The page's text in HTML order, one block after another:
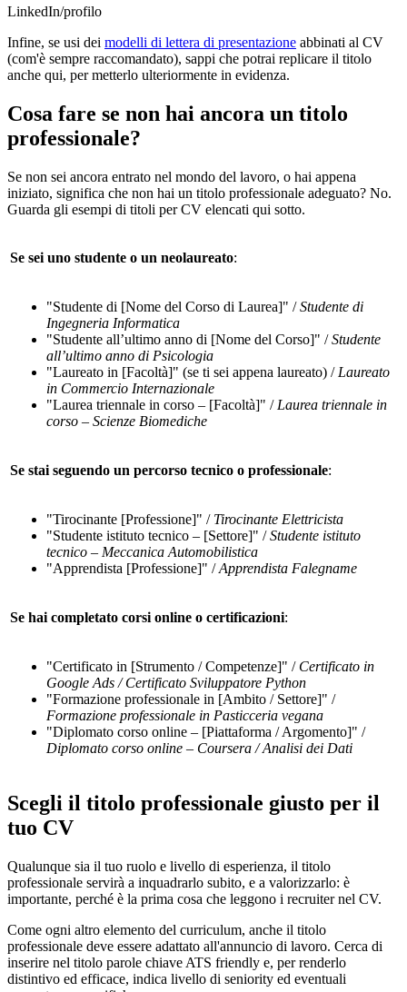
LinkedIn/profilo
Infine, se usi dei modelli di lettera di presentazione abbinati al CV
(com'è sempre raccomandato), sappi che potrai replicare il titolo
anche qui, per metterlo ulteriormente in evidenza.
Cosa fare se non hai ancora un titolo
professionale?
Se non sei ancora entrato nel mondo del lavoro, o hai appena
iniziato, significa che non hai un titolo professionale adeguato? No.
Guarda gli esempi di titoli per CV elencati qui sotto.
Se sei uno studente o un neolaureato:
"Studente di [Nome del Corso di Laurea]" /Studente di
Ingegneria Informatica
"Studente all’ultimo anno di [Nome del Corso]" /Studente
all’ultimo anno di Psicologia
"Laureato in [Facoltà]" (se ti sei appena laureato) / Laureato
in Commercio Internazionale
"Laurea triennale in corso – [Facoltà]" / Laurea triennale in
corso – Scienze Biomediche
Se stai seguendo un percorso tecnico o professionale:
"Tirocinante [Professione]" / Tirocinante Elettricista
"Studente istituto tecnico – [Settore]" /Studente istituto
tecnico – Meccanica Automobilistica
"Apprendista [Professione]" /Apprendista Falegname
Se hai completato corsi online o certificazioni:
"Certificato in [Strumento / Competenze]" / Certificato in
Google Ads / Certificato Sviluppatore Python
"Formazione professionale in [Ambito / Settore]" /
Formazione professionale in Pasticceria vegana
"Diplomato corso online – [Piattaforma / Argomento]" /
Diplomato corso online – Coursera / Analisi dei Dati
Scegli il titolo professionale giusto per il
tuo CV
Qualunque sia il tuo ruolo e livello di esperienza, il titolo
professionale servirà a inquadrarlo subito, e a valorizzarlo: è
importante, perché è la prima cosa che leggono i recruiter nel CV.
Come ogni altro elemento del curriculum, anche il titolo
professionale deve essere adattato all'annuncio di lavoro. Cerca di
inserire nel titolo parole chiave ATS friendly e, per renderlo
distintivo ed efficace, indica livello di seniority ed eventuali